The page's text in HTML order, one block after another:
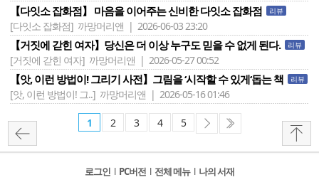
【다잇소 잡화점】 마음을 이어주는 신비한 다잇소 잡화점 리뷰
[다잇소 잡화점] 까망머리앤 | 2026-06-03 23:20
【거짓에 갇힌 여자】당신은 더 이상 누구도 믿을 수 없게 된다. 리뷰
[거짓에 갇힌 여자] 까망머리앤 | 2026-05-27 00:52
【앗, 이런 방법이! 그리기 사전】그림을 ‘시작할 수 있게‘돕는 책 리뷰
[앗, 이런 방법이! 그..] 까망머리앤 | 2026-05-16 01:46
1 2 3 4 5
로그인 l PC버전 l 전체 메뉴 l 나의 서재